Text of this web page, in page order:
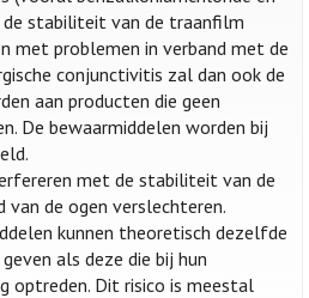
de stabiliteit van de traanfilm
met problemen in verband met de
conjunctivitis zal dan ook de
aan producten die geen
De bewaarmiddelen worden bij
met de stabiliteit van de
de ogen verslechteren.
kunnen theoretisch dezelfde
als deze die bij hun
optreden. Dit risico is meestal